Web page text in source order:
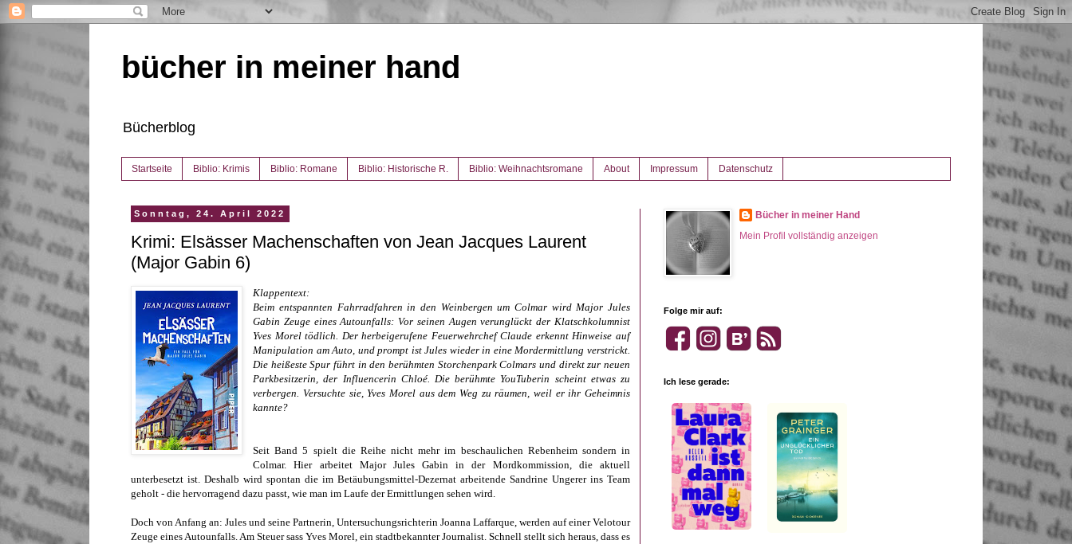
bücher in meiner hand
Bücherblog
Startseite Biblio: Krimis Biblio: Romane Biblio: Historische R. Biblio: Weihnachtsromane About Impressum Datenschutz
Sonntag, 24. April 2022
Krimi: Elsässer Machenschaften von Jean Jacques Laurent
(Major Gabin 6)
Klappentext:
Beim entspannten Fahrradfahren in den Weinbergen um Colmar wird Major Jules
Gabin Zeuge eines Autounfalls: Vor seinen Augen verunglückt der Klatschkolumnist
Yves Morel tödlich. Der herbeigerufene Feuerwehrchef Claude erkennt Hinweise auf
Manipulation am Auto, und prompt ist Jules wieder in eine Mordermittlung verstrickt.
Die heißeste Spur führt in den berühmten Storchenpark Colmars und direkt zur neuen
Parkbesitzerin, der Influencerin Chloé. Die berühmte YouTuberin scheint etwas zu
verbergen. Versuchte sie, Yves Morel aus dem Weg zu räumen, weil er ihr Geheimnis
kannte?
Seit Band 5 spielt die Reihe nicht mehr im beschaulichen Rebenheim sondern in
Colmar. Hier arbeitet Major Jules Gabin in der Mordkommission, die aktuell
unterbesetzt ist. Deshalb wird spontan die im Betäubungsmittel-Dezernat arbeitende Sandrine Ungerer ins Team
geholt - die hervorragend dazu passt, wie man im Laufe der Ermittlungen sehen wird.
Doch von Anfang an: Jules und seine Partnerin, Untersuchungsrichterin Joanna Laffarque, werden auf einer Velotour
Zeuge eines Autounfalls. Am Steuer sass Yves Morel, ein stadtbekannter Journalist. Schnell stellt sich heraus, dass es
Bücher in meiner Hand
Mein Profil vollständig anzeigen
Folge mir auf:
Ich lese gerade: